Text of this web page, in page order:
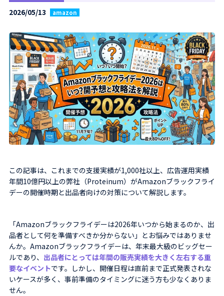
2026/05/13 amazon
この記事は、これまでの支援実績が1,000社以上、広告運用実績
年間10億円以上の弊社（Proteinum）がAmazonブラックフライ
デーの開催時期と出品者向けの対策について解説します。
「Amazonブラックフライデーは2026年いつから始まるのか、出
品者として何を準備すべきか分からない」とお悩みではありませ
んか。Amazonブラックフライデーは、年末最大級のビッグセー
ルであり、 出品者にとっては年間の販売実績を大きく左右する重
要なイベントです。しかし、開催日程は直前まで正式発表されな
いケースが多く、事前準備のタイミングに迷う方も少なくありま
せん。